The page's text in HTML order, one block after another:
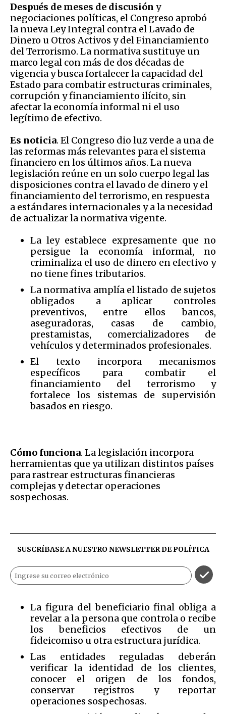
Después de meses de discusión y
negociaciones políticas, el Congreso aprobó
la nueva Ley Integral contra el Lavado de
Dinero u Otros Activos y del Financiamiento
del Terrorismo. La normativa sustituye un
marco legal con más de dos décadas de
vigencia y busca fortalecer la capacidad del
Estado para combatir estructuras criminales,
corrupción y financiamiento ilícito, sin
afectar la economía informal ni el uso
legítimo de efectivo.
Es noticia. El Congreso dio luz verde a una de
las reformas más relevantes para el sistema
financiero en los últimos años. La nueva
legislación reúne en un solo cuerpo legal las
disposiciones contra el lavado de dinero y el
financiamiento del terrorismo, en respuesta
a estándares internacionales y a la necesidad
de actualizar la normativa vigente.
La ley establece expresamente que no
persigue la economía informal, no
criminaliza el uso de dinero en efectivo y
no tiene fines tributarios.
La normativa amplía el listado de sujetos
obligados a aplicar controles
preventivos, entre ellos bancos,
aseguradoras, casas de cambio,
prestamistas, comercializadores de
vehículos y determinados profesionales.
El texto incorpora mecanismos
específicos para combatir el
financiamiento del terrorismo y
fortalece los sistemas de supervisión
basados en riesgo.
Cómo funciona. La legislación incorpora
herramientas que ya utilizan distintos países
para rastrear estructuras financieras
complejas y detectar operaciones
sospechosas.
SUSCRÍBASE A NUESTRO NEWSLETTER DEPOLÍTICA
La figura del beneficiario final obliga a
revelar a la persona que controla o recibe
los beneficios efectivos de un
fideicomiso u otra estructura jurídica.
Las entidades reguladas deberán
verificar la identidad de los clientes,
conocer el origen de los fondos,
conservar registros y reportar
operaciones sospechosas.